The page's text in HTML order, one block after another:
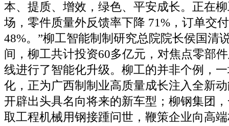
本、提质、增效，绿色、平安成长。正在
场，零件质量外反馈率下降 71%，订单交
48%。”柳工智能制制研究总院院长侯国清
间，柳工共计投资60多亿元，对焦点零部
线进行了智能化升级。柳工的并非个例，
化，正为广西制制业高质量成长注入全新
开辟出头具名向将来的新车型；柳钢集团
取工程机械用钢接踵问世，鞭策企业向高